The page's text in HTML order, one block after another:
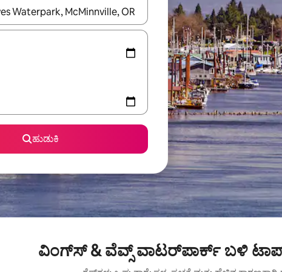
ಅಪ್ ಮತ್ತು ಡೌನ್ ಬಾಣದ ಕೀಲಿಗಳೊಂದಿಗೆ ನ್ಯಾವಿಗೇಟ್ ಮಾಡಿ ಅಥವಾ ಸ್ಪರ್ಶ
ಹುಡುಕಿ
ವಿಂಗ್‌ಸ್ & ವೆವ್ಸ್ ವಾಟರ್‌ಪಾರ್ಕ್ ಬಳಿ